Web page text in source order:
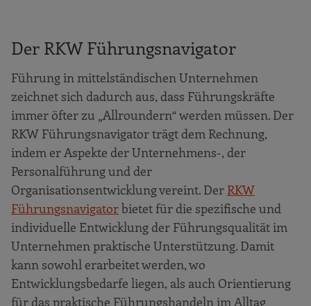
Der RKW Führungsnavigator
Führung in mittelständischen Unternehmen
zeichnet sich dadurch aus, dass Führungskräfte
immer öfter zu „Allroundern“ werden müssen. Der
RKW Führungsnavigator trägt dem Rechnung,
indem er Aspekte der Unternehmens-, der
Personalführung und der
Organisationsentwicklung vereint. Der RKW
Führungsnavigatorbietet für die spezifische und
individuelle Entwicklung der Führungsqualität im
Unternehmen praktische Unterstützung. Damit
kann sowohl erarbeitet werden, wo
Entwicklungsbedarfe liegen, als auch Orientierung
für das praktische Führungshandeln im Alltag